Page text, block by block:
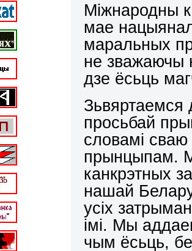
Міжнародны
мае
маральных
не зважаючы
дзе ёсьць
Зьвяртаемся
просьбай
словамі
прынцыпам.
канкрэтных
нашай
усіх
імі. Мы
чым ёсьць,